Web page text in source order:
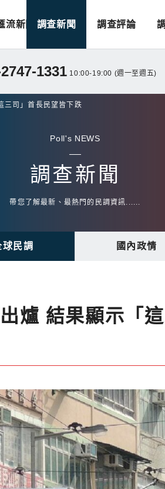
流新聞 調查新聞 調查評論
1331 10:00-19:00 (週一至週五)
三司」首長民望皆下跌
Poll's NEWS
調查新聞
帶您了解最新、最熱門的民調資訊......
球民調 國內政情
爐 結果顯示「